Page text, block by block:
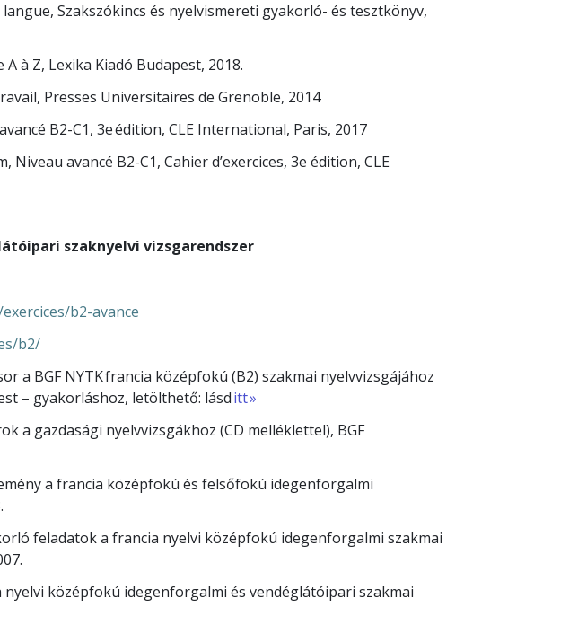
Szakszókincs és nyelvismereti gyakorló- és tesztkönyv,
à Z, Lexika Kiadó Budapest, 2018.
Presses Universitaires de Grenoble, 2014
B2-C1, 3e édition, CLE International, Paris, 2017
Niveau avancé B2-C1, Cahier d’exercices, 3e édition, CLE
szaknyelvi vizsgarendszer
b2-avance
b2/
a BGF NYTK francia középfokú (B2) szakmai nyelvvizsgájához
– gyakorláshoz, letölthető: lásditt »
a gazdasági nyelvvizsgákhoz (CD melléklettel), BGF
a francia középfokú és felsőfokú idegenforgalmi
feladatok a francia nyelvi középfokú idegenforgalmi szakmai
nyelvi középfokú idegenforgalmi és vendéglátóipari szakmai